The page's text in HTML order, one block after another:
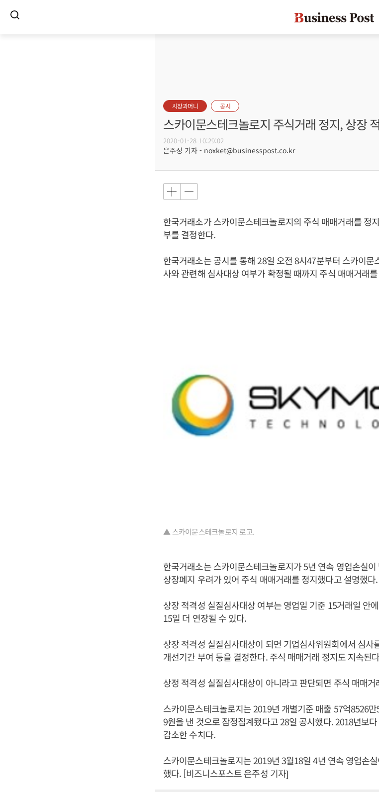
시장과머니 공시
스카이문스테크놀로지 주식거래 정지, 상장
2020-01-28 10:29:02
은주성 기자 - noxket@businesspost.co.kr
한국거래소가 스카이문스테크놀로지의 주식 매매거래를 정
부를 결정한다.
한국거래소는 공시를 통해 28일 오전 8시47분부터 스카이
사와 관련해 심사대상 여부가 확정될 때까지 주식 매매거래
▲ 스카이문스테크놀로지 로고.
한국거래소는 스카이문스테크놀로지가 5년 연속 영업손실
상장폐지 우려가 있어 주식 매매거래를 정지했다고 설명했다.
상장 적격성 실질심사대상 여부는 영업일 기준 15거래일 안
15일 더 연장될 수 있다.
상장 적격성 실질심사대상이 되면 기업심사위원회에서 심사
개선기간 부여 등을 결정한다. 주식 매매거래 정지도 지속된
상정 적격성 실질심사대상이 아니라고 판단되면 주식 매매
스카이문스테크놀로지는 2019년 개별기준 매출 57억8526
9원을 낸 것으로 잠정집계됐다고 28일 공시했다. 2018년보
감소한 수치다.
스카이문스테크놀로지는 2019년 3월18일 4년 연속 영업손
했다. [비즈니스포스트 은주성 기자]